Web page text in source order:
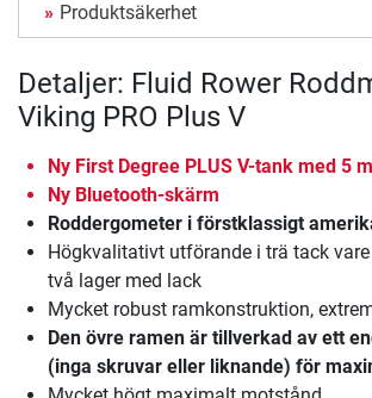
Produktsäkerhet
Detaljer: Fluid Rower
Viking PRO Plus V
Ny First Degree PLUS V-tank med 5
Ny Bluetooth-skärm
Roddergometer i förstklassigt
Högkvalitativt utförande i trä tack
två lager med lack
Mycket robust ramkonstruktion,
Den övre ramen är tillverkad av ett
(inga skruvar eller liknande) för